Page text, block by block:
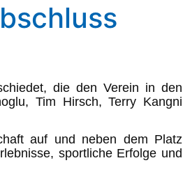
die den Verein in den
Tim Hirsch, Terry Kangni
auf und neben dem Platz
sportliche Erfolge und